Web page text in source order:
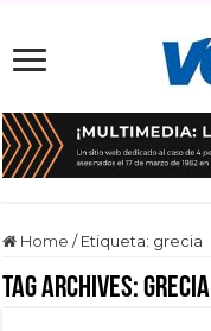
Home / Etiqueta: grecia
Tag Archives:grecia